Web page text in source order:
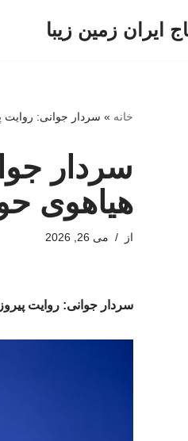
ایران زمین زیبا
خانه » سردار جوانی: روایت
سردار
هیاهوی
از می 26, 2026
سردار جوانی: روایت